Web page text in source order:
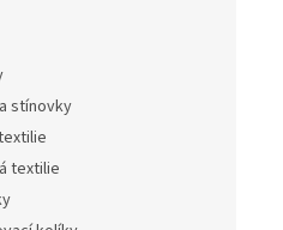
stínovky
textilie